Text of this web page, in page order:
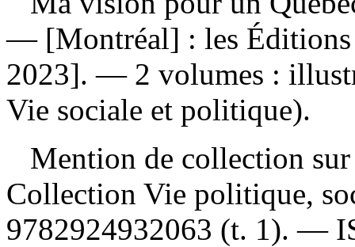
— [Montréal] : les Éditions
2023]. — 2 volumes :
Vie sociale et politique).
Mention de collection
Collection Vie politique,
9782924932063 (t. 1). —